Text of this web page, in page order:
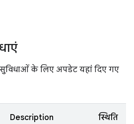
सुविधाओं के लिए अपडेट यहां दिए गए
Description स्थिति